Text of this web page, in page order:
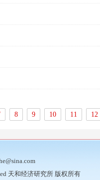
8 9 10 11 12
天和经济研究所 版权所有